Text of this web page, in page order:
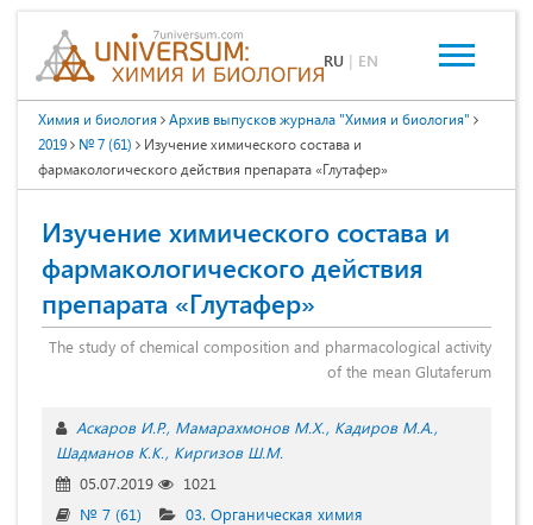
RU | EN
Химия и биология
Архив выпусков журнала "Химия и биология"
2019
№ 7 (61)
Изучение химического состава и
фармакологического действия препарата «Глутафер»
Изучение химического состава и
фармакологического действия
препарата «Глутафер»
The study of chemical composition and pharmacological activity
of the mean Glutaferum
Аскаров И.Р. Мамарахмонов М.Х. Кадиров М.А.
Шадманов К.К. Киргизов Ш.М.
05.07.2019
1021
№ 7 (61)
03. Органическая химия